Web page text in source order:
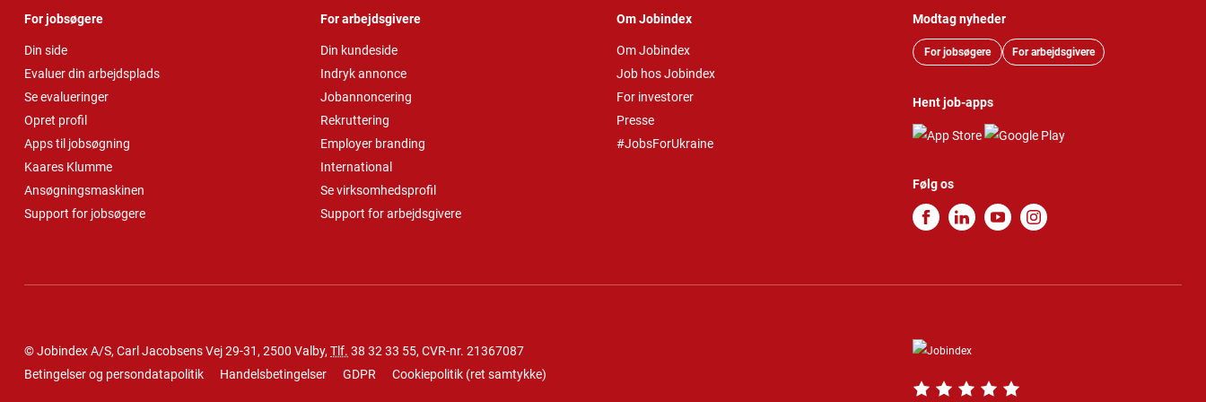
For jobsøgere
Din side
Evaluer din arbejdsplads
Se evalueringer
Opret profil
Apps til jobsøgning
Kaares Klumme
Ansøgningsmaskinen
Support for jobsøgere
For arbejdsgivere
Din kundeside
Indryk annonce
Jobannoncering
Rekruttering
Employer branding
International
Se virksomhedsprofil
Support for arbejdsgivere
Om Jobindex
Om Jobindex
Job hos Jobindex
For investorer
Presse
#JobsForUkraine
Modtag nyheder
For jobsøgere For arbejdsgivere
Hent job-apps
Følg os
© Jobindex A/S, Carl Jacobsens Vej 29-31, 2500 Valby, Tlf. 38 32 33 55, CVR-nr. 21367087
Betingelser og persondatapolitik
Handelsbetingelser GDPR Cookiepolitik (ret samtykke)